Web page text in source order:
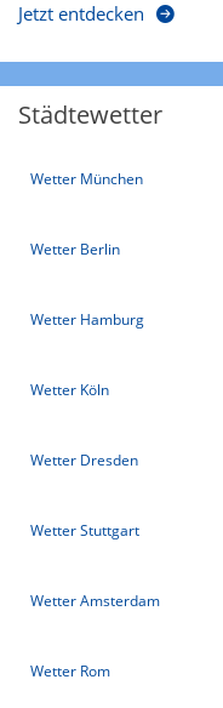
Jetzt entdecken
Städtewetter
Wetter München
Wetter Berlin
Wetter Hamburg
Wetter Köln
Wetter Dresden
Wetter Stuttgart
Wetter Amsterdam
Wetter Rom